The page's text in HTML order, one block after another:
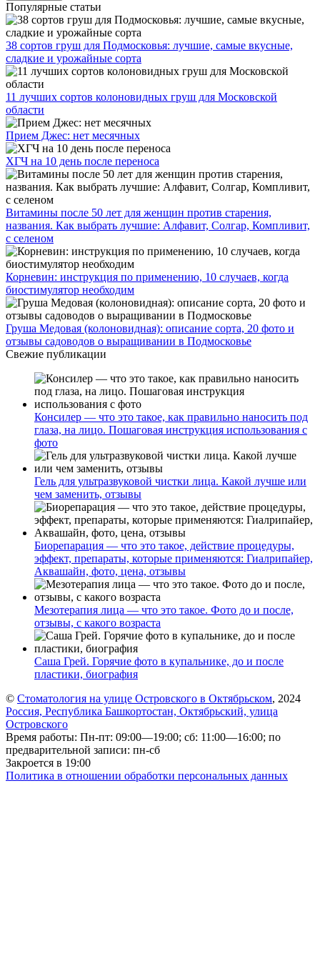
Популярные статьи
38 сортов груш для Подмосковья: лучшие, самые вкусные,
сладкие и урожайные сорта
11 лучших сортов колоновидных груш для Московской
области
Прием Джес: нет месячных
ХГЧ на 10 день после переноса
Витамины после 50 лет для женщин против старения,
названия. Как выбрать лучшие: Алфавит, Солгар, Компливит,
с селеном
Корневин: инструкция по применению, 10 случаев, когда
биостимулятор необходим
Груша Медовая (колоновидная): описание сорта, 20 фото и
отзывы садоводов о выращивании в Подмосковье
Свежие публикации
Консилер — что это такое, как правильно наносить под
глаза, на лицо. Пошаговая инструкция использования с
фото
Гель для ультразвуковой чистки лица. Какой лучше или
чем заменить, отзывы
Биорепарация — что это такое, действие процедуры,
эффект, препараты, которые применяются: Гиалрипайер,
Аквашайн, фото, цена, отзывы
Мезотерапия лица — что это такое. Фото до и после,
отзывы, с какого возраста
Саша Грей. Горячие фото в купальнике, до и после
пластики, биография
© Стоматология на улице Островского в Октябрьском, 2024
Россия, Республика Башкортостан, Октябрьский, улица
Островского
Время работы: Пн-пт: 09:00—19:00; сб: 11:00—16:00; по
предварительной записи: пн-сб
Закроется в 19:00
Политика в отношении обработки персональных данных